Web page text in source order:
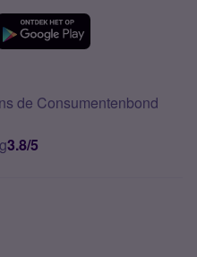
de Consumentenbond
3.8/5